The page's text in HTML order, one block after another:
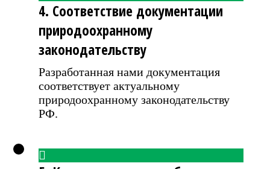
4. Соответствие документации
природоохранному
законодательству
Разработанная нами документация
соответствует актуальному
природоохранному законодательству
РФ.